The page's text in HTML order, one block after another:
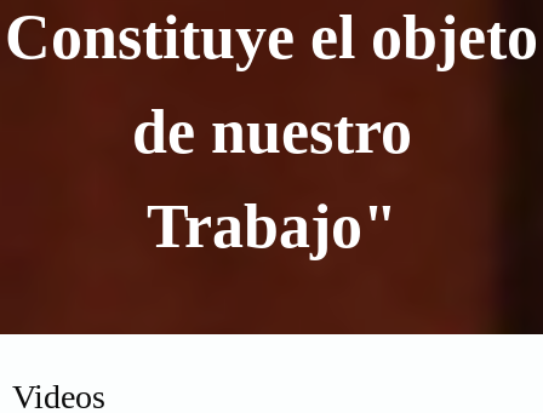
Constituye el objeto
de nuestro
Trabajo"
Videos